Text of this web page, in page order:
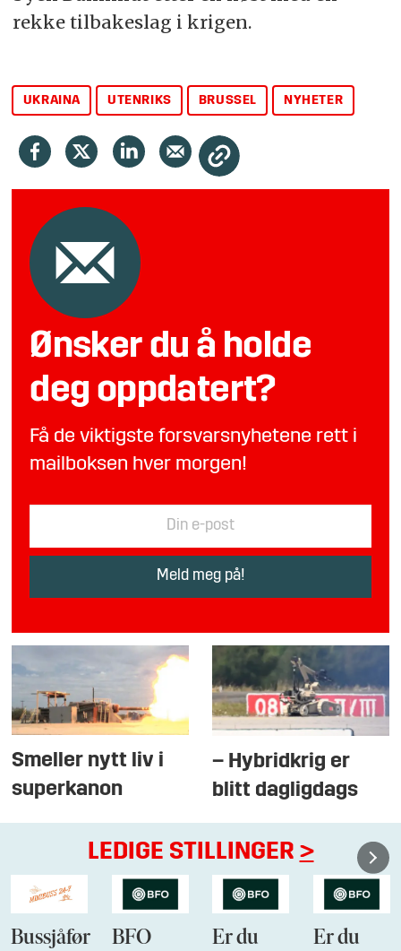
rekke tilbakeslag i krigen.
UKRAINA UTENRIKS BRUSSEL NYHETER
Ønsker du å holde
deg oppdatert?
Få de viktigste forsvarsnyhetene rett i
mailboksen hver morgen!
Smeller nytt liv i
superkanon
– Hybridkrig er
blitt dagligdags
LEDIGE STILLINGER >
Bussjåfør
BFO
Er du
Er du